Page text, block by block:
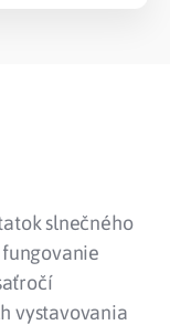
slnečného
vystavovania